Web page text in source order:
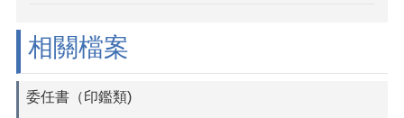
相關檔案
委任書（印鑑類)